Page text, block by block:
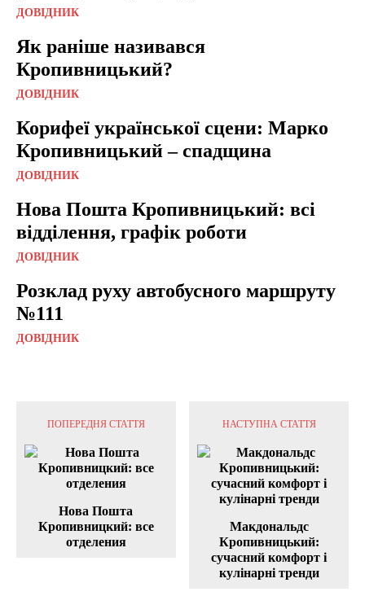
ДОВІДНИК
Як раніше називався
Кропивницький?
ДОВІДНИК
Корифеї української сцени: Марко
Кропивницький – спадщина
ДОВІДНИК
Нова Пошта Кропивницький: всі
відділення, графік роботи
ДОВІДНИК
Розклад руху автобусного маршруту
№111
ДОВІДНИК
ПОПЕРЕДНЯ СТАТТЯ
Нова Пошта
Кропивницкий: все
отделения
НАСТУПНА СТАТТЯ
Макдональдс
Кропивницький:
сучасний комфорт і
кулінарні тренди